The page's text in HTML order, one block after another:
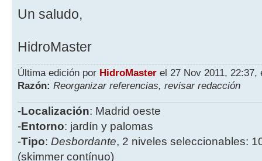
Un saludo,
HidroMaster
Última edición por HidroMaster el 27 Nov 2011,
Razón: Reorganizar referencias, revisar redacción
-Localización: Madrid oeste
-Entorno: jardín y palomas
-Tipo: Desbordante, 2 niveles seleccionables:
(skimmer contínuo)